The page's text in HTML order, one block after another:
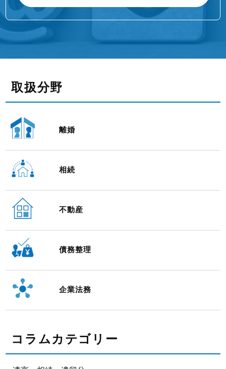
取扱分野
離婚
相続
不動産
債務整理
企業法務
コラムカテゴリー